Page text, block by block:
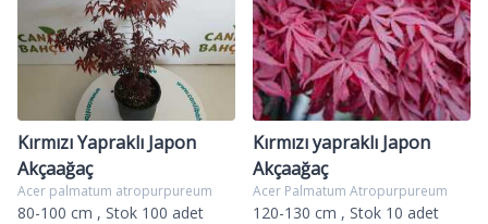
Kırmızı Yapraklı Japon
Akçaağaç
Acer palmatum atropurpureum
80-100 cm , Stok 100 adet
Kırmızı yapraklı Japon
Akçaağaç
Acer Palmatum Atropurpureum
120-130 cm , Stok 10 adet